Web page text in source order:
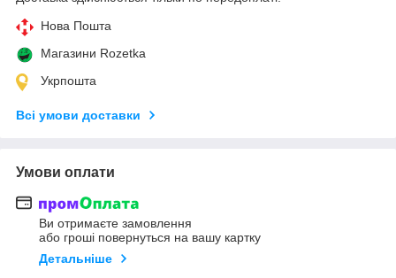
Нова Пошта
Магазини Rozetka
Укрпошта
Всі умови доставки
Умови оплати
Ви отримаєте замовлення
або гроші повернуться на вашу картку
Детальніше